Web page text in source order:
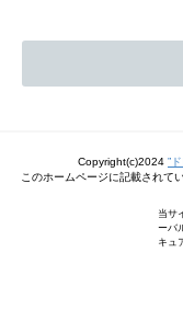
Copyright(c)2024 ”
このホームページに記載されて
当サ
ーバ
キュ